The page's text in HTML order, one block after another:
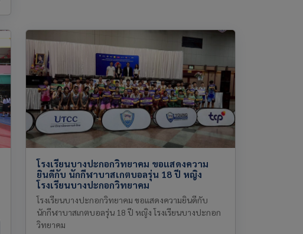
โรงเรียนบางปะกอกวิทยาคม ขอแสดงความ
ยินดีกับ นักกีฬาบาสเกตบอลรุ่น 18 ปี หญิง
โรงเรียนบางปะกอกวิทยาคม
โรงเรียนบางปะกอกวิทยาคม ขอแสดงความยินดีกับ
นักกีฬาบาสเกตบอลรุ่น 18 ปี หญิง โรงเรียนบางปะกอก
วิทยาคม